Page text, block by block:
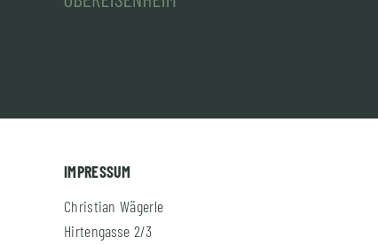
IMPRESSUM
Christian Wägerle
Hirtengasse 2/3